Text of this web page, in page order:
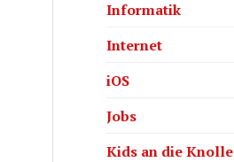
Informatik
Internet
iOS
Jobs
Kids an die Knolle